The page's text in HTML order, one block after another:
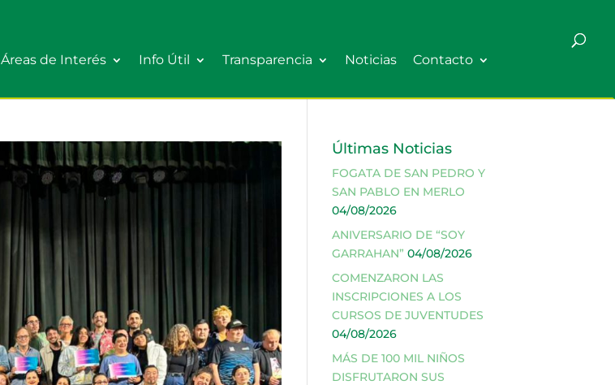
Áreas de Interés Info Útil Transparencia Noticias Contacto
Últimas Noticias
FOGATA DE SAN PEDRO Y
SAN PABLO EN MERLO
04/08/2026
ANIVERSARIO DE “SOY
GARRAHAN” 04/08/2026
COMENZARON LAS
INSCRIPCIONES A LOS
CURSOS DE JUVENTUDES
04/08/2026
MÁS DE 100 MIL NIÑOS
DISFRUTARON SUS